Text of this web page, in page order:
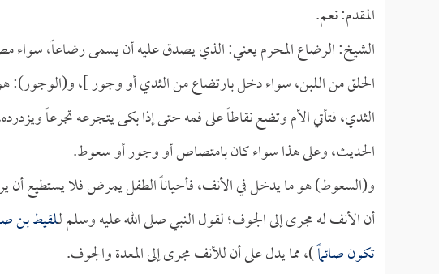
المقدم: نعم.
الشيخ: الرضاع المحرم يعني: الذي يصدق عليه أن يسمى رضاعاً، سواء
الحلق من اللبن، سواء دخل بارتضاع من الثدي أو وجور ]،
الثدي، فتأتي الأم وتضع نقاطاً على فمه حتى إذا بكى يتجرعه تجرعاً
الحديث، وعلى هذا سواء كان بامتصاص أو وجور أو سعوط.
و(السعوط) هو ما يدخل في الأنف، فأحياناً الطفل يمرض فلا يستطيع أن
أن الأنف له مجرى إلى الجوف؛ لقول النبي صلى الله عليه وسلم لـلقيط بن
تكون صائماً)، مما يدل على أن للأنف مجرى إلى المعدة والجوف.